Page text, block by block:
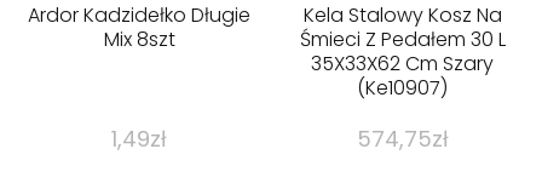
Ardor Kadzidełko Długie
Mix 8szt
1,49zł
Kela Stalowy Kosz Na
Śmieci Z Pedałem 30 L
35X33X62 Cm Szary
(Ke10907)
574,75zł